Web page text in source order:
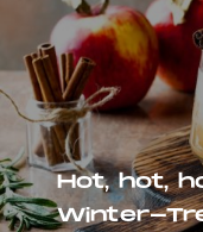
Hot, hot,
Winter-